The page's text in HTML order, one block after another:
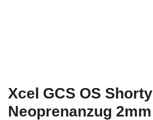
Xcel GCS OS Shorty
Neoprenanzug 2mm